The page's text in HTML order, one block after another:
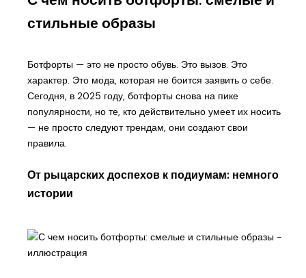
стильные образы
Ботфорты — это не просто обувь. Это вызов. Это
характер. Это мода, которая не боится заявить о себе.
Сегодня, в 2025 году, ботфорты снова на пике
популярности, но те, кто действительно умеет их носить
— не просто следуют трендам, они создают свои
правила.
От рыцарских доспехов к подиумам: немного
истории